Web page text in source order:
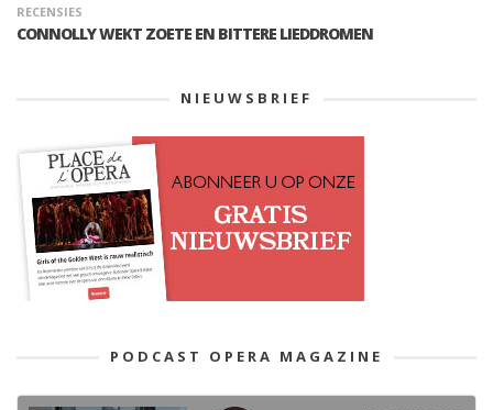
RECENSIES
CONNOLLY WEKT ZOETE EN BITTERE LIEDDROMEN
NIEUWSBRIEF
PODCAST OPERA MAGAZINE